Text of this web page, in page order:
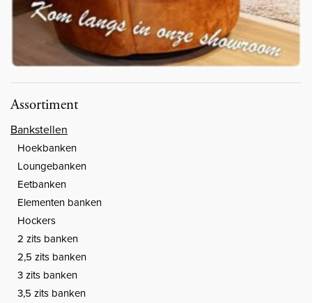
Assortiment
Bankstellen
Hoekbanken
Loungebanken
Eetbanken
Elementen banken
Hockers
2 zits banken
2,5 zits banken
3 zits banken
3,5 zits banken